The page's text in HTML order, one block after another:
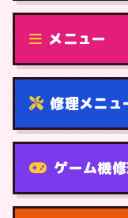
修理（機種から）
メニュー
修理メニュ
機種から
ゲーム機